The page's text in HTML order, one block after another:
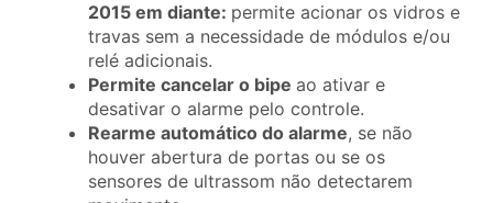
2015 em diante: permite acionar os vidros e
travas sem a necessidade de módulos e/ou
relé adicionais.
Permite cancelar o bipe ao ativar e
desativar o alarme pelo controle.
Rearme automático do alarme, se não
houver abertura de portas ou se os
sensores de ultrassom não detectarem